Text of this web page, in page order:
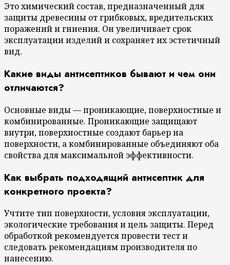
Это химический состав, предназначенный для
защиты древесины от грибковых, вредительских
поражений и гниения. Он увеличивает срок
эксплуатации изделий и сохраняет их эстетичный
вид.
Какие виды антисептиков бывают и чем они
отличаются?
Основные виды — проникающие, поверхностные и
комбинированные. Проникающие защищают
внутри, поверхностные создают барьер на
поверхности, а комбинированные объединяют оба
свойства для максимальной эффективности.
Как выбрать подходящий антисептик для
конкретного проекта?
Учтите тип поверхности, условия эксплуатации,
экологические требования и цель защиты. Перед
обработкой рекомендуется провести тест и
следовать рекомендациям производителя по
нанесению.